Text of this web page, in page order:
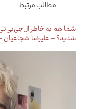
مطالب مرتبط
شما هم به خاطر
شدید؟ – علیرضا شجاعیان